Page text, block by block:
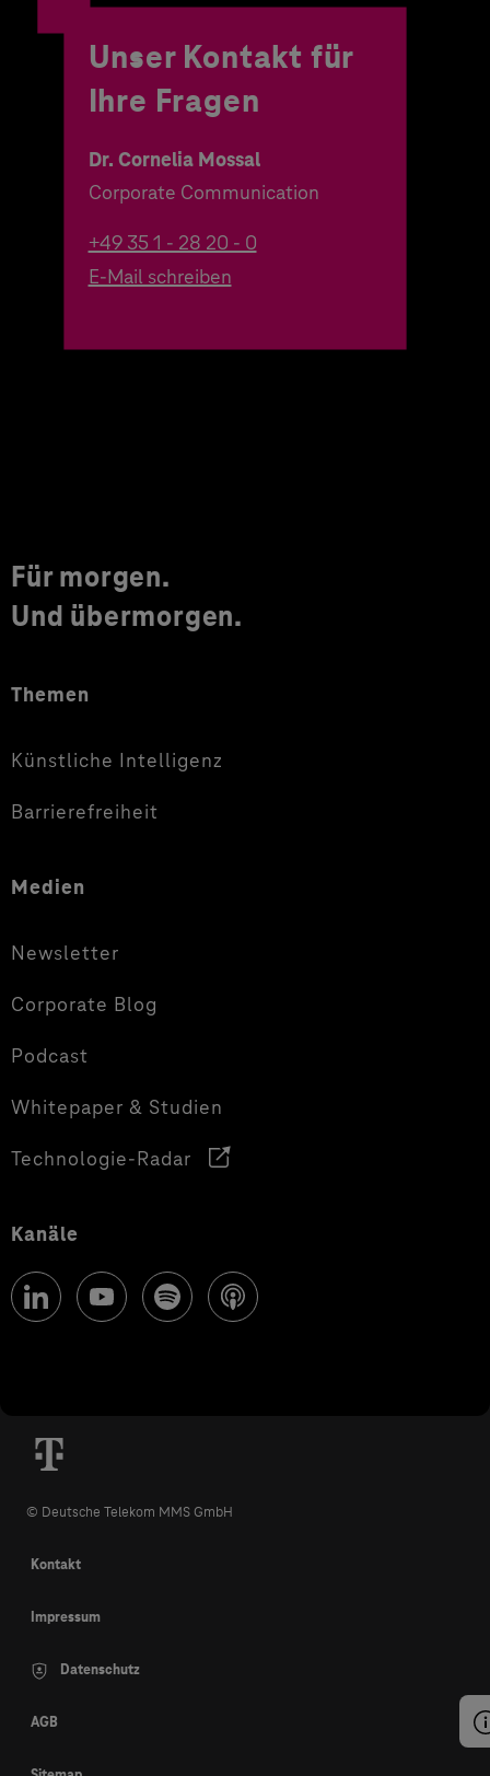
Unser Kontakt für
Ihre Fragen
Dr. Cornelia Mossal
Corporate Communication
+49 35 1 - 28 20 - 0
E-Mail schreiben
Für morgen.
Und übermorgen.
Themen
Künstliche Intelligenz
Barrierefreiheit
Medien
Newsletter
Corporate Blog
Podcast
Whitepaper & Studien
Technologie-Radar
Kanäle
© Deutsche Telekom MMS GmbH
Kontakt
Impressum
Datenschutz
AGB